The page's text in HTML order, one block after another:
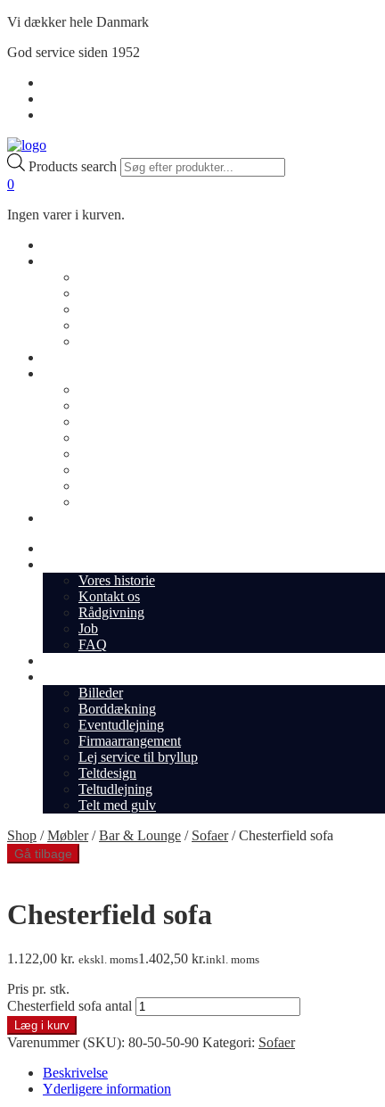
Vi dækker hele Danmark
God service siden 1952
Products search
0
Ingen varer i kurven.
Vores historie
Kontakt os
Rådgivning
Job
FAQ
Billeder
Borddækning
Eventudlejning
Firmaarrangement
Lej service til bryllup
Teltdesign
Teltudlejning
Telt med gulv
Shop /Møbler/Bar & Lounge / Sofaer/Chesterfield sofa
Gå tilbage
Chesterfield sofa
1.122,00 kr. ekskl. moms1.402,50 kr.inkl. moms
Pris pr. stk.
Chesterfield sofa antal
Læg i kurv
Varenummer (SKU): 80-50-50-90 Kategori: Sofaer
Beskrivelse
Yderligere information